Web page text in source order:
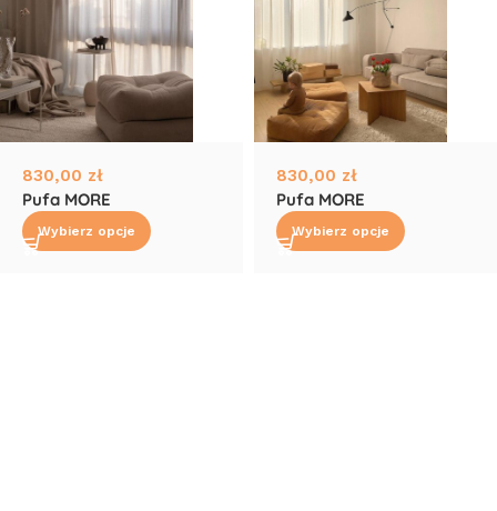
830,00 zł
Pufa MORE
Wybierz opcje
830,00 zł
Pufa MORE
Wybierz opcje